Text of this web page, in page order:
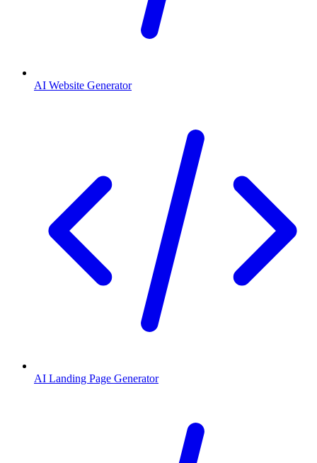
AI Website Generator
AI Landing Page Generator